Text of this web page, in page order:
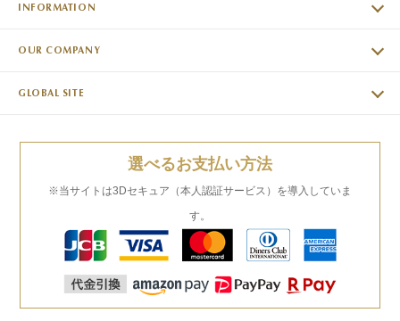
INFORMATION
OUR COMPANY
GLOBAL SITE
選べるお支払い方法
※当サイトは3Dセキュア（本人認証サービス）を導入していま
す。